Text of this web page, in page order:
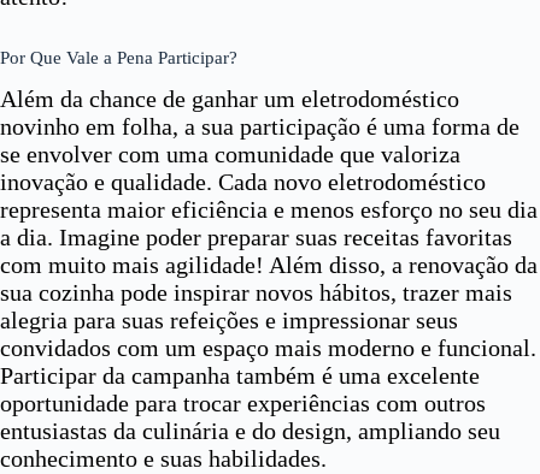
Por Que Vale a Pena Participar?
Além da chance de ganhar um eletrodoméstico
novinho em folha, a sua participação é uma forma de
se envolver com uma comunidade que valoriza
inovação e qualidade. Cada novo eletrodoméstico
representa maior eficiência e menos esforço no seu dia
a dia. Imagine poder preparar suas receitas favoritas
com muito mais agilidade! Além disso, a renovação da
sua cozinha pode inspirar novos hábitos, trazer mais
alegria para suas refeições e impressionar seus
convidados com um espaço mais moderno e funcional.
Participar da campanha também é uma excelente
oportunidade para trocar experiências com outros
entusiastas da culinária e do design, ampliando seu
conhecimento e suas habilidades.